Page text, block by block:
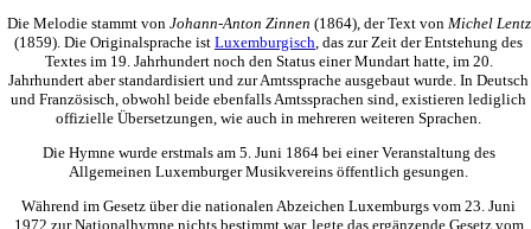
Die Melodie stammt von Johann-Anton Zinnen (1864), der Text von Michel Lentz
(1859). Die Originalsprache ist Luxemburgisch, das zur Zeit der Entstehung des
Textes im 19. Jahrhundert noch den Status einer Mundart hatte, im 20.
Jahrhundert aber standardisiert und zur Amtssprache ausgebaut wurde. In Deutsch
und Französisch, obwohl beide ebenfalls Amtssprachen sind, existieren lediglich
offizielle Übersetzungen, wie auch in mehreren weiteren Sprachen.
Die Hymne wurde erstmals am 5. Juni 1864 bei einer Veranstaltung des
Allgemeinen Luxemburger Musikvereins öffentlich gesungen.
Während im Gesetz über die nationalen Abzeichen Luxemburgs vom 23. Juni
1972 zur Nationalhymne nichts bestimmt war, legte das ergänzende Gesetz vom